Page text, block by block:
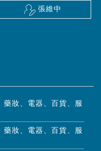
張維中
妝、電器、百貨、服
妝、電器、百貨、服